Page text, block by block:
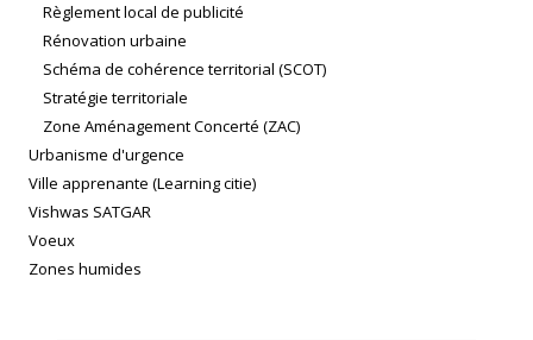
Règlement local de publicité
Rénovation urbaine
Schéma de cohérence territorial (SCOT)
Stratégie territoriale
Zone Aménagement Concerté (ZAC)
Urbanisme d'urgence
Ville apprenante (Learning citie)
Vishwas SATGAR
Voeux
Zones humides